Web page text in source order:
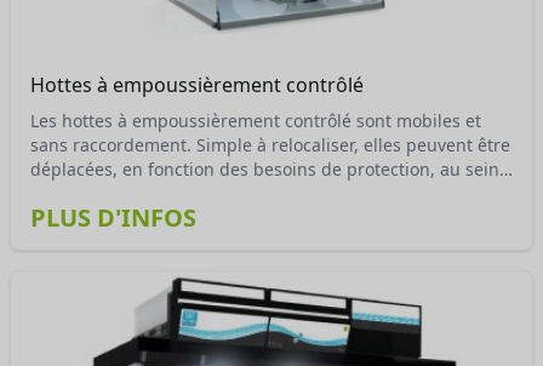
Hottes à empoussièrement contrôlé
Les hottes à empoussièrement contrôlé sont mobiles et
sans raccordement. Simple à relocaliser, elles peuvent être
déplacées, en fonction des besoins de protection, au sein
de la pièce. Un poste de travail idyllique pour des
empoussièrement contrôlé Erlab est le poste de travail
idéal pour toutes les manipulations exigeant un milieu
parfaitement propre, à l’abri de toute pollution.
PLUS D'INFOS